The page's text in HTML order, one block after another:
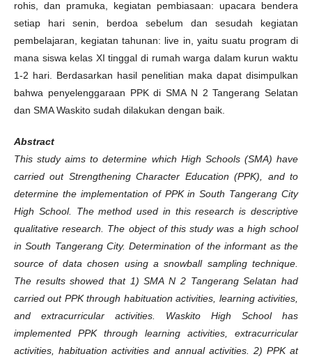
rohis, dan pramuka, kegiatan pembiasaan: upacara bendera
setiap hari senin, berdoa sebelum dan sesudah kegiatan
pembelajaran, kegiatan tahunan: live in, yaitu suatu program di
mana siswa kelas XI tinggal di rumah warga dalam kurun waktu
1-2 hari. Berdasarkan hasil penelitian maka dapat disimpulkan
bahwa penyelenggaraan PPK di SMA N 2 Tangerang Selatan
dan SMA Waskito sudah dilakukan dengan baik.
Abstract
This study aims to determine which High Schools (SMA) have
carried out Strengthening Character Education (PPK), and to
determine the implementation of PPK in South Tangerang City
High School. The method used in this research is descriptive
qualitative research. The object of this study was a high school
in South Tangerang City. Determination of the informant as the
source of data chosen using a snowball sampling technique.
The results showed that 1) SMA N 2 Tangerang Selatan had
carried out PPK through habituation activities, learning activities,
and extracurricular activities. Waskito High School has
implemented PPK through learning activities, extracurricular
activities, habituation activities and annual activities. 2) PPK at